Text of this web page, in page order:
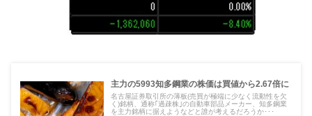
主力の5993知多鋼業の株価は買値から2.67倍に
名古屋証券取引所の薄板(売買が極端に少なく流動性を欠
く)銘柄、通称｢過疎株｣の自動車部品メーカー、知多鋼業
を主力銘柄に据えようなどと誰が考えるだろうか･･･